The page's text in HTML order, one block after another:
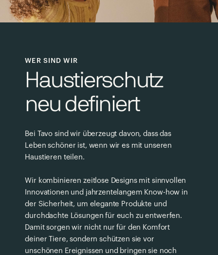
WER SIND WIR
Haustierschutz
neu definiert
Bei Tavo sind wir überzeugt davon, dass das
Leben schöner ist, wenn wir es mit unseren
Haustieren teilen.
Wir kombinieren zeitlose Designs mit sinnvollen
Innovationen und jahrzentelangem Know-how in
der Sicherheit, um elegante Produkte und
durchdachte Lösungen für euch zu entwerfen.
Damit sorgen wir nicht nur für den Komfort
deiner Tiere, sondern schützen sie vor
unschönen Ereignissen und bringen sie noch